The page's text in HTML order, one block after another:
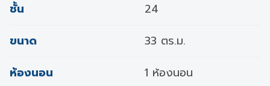
ชั้น
24
ขนาด
33 ตร.ม.
ห้องนอน
1 ห้องนอน